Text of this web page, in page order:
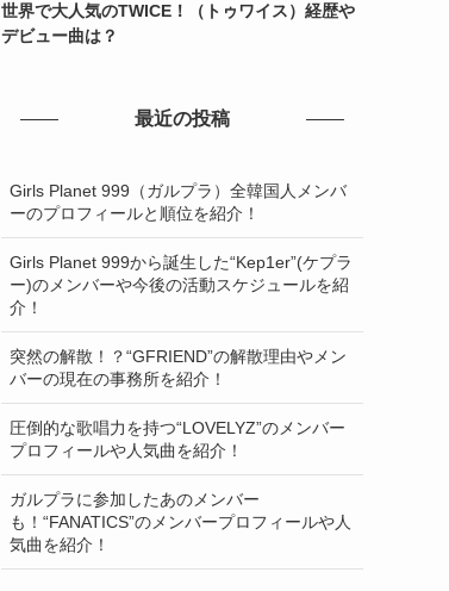
世界で大人気のTWICE！（トゥワイス）経歴や
デビュー曲は？
最近の投稿
Girls Planet 999（ガルプラ）全韓国人メンバ
ーのプロフィールと順位を紹介！
Girls Planet 999から誕生した“Kep1er”(ケプラ
ー)のメンバーや今後の活動スケジュールを紹
介！
突然の解散！？“GFRIEND”の解散理由やメン
バーの現在の事務所を紹介！
圧倒的な歌唱力を持つ“LOVELYZ”のメンバー
プロフィールや人気曲を紹介！
ガルプラに参加したあのメンバー
も！“FANATICS”のメンバープロフィールや人
気曲を紹介！